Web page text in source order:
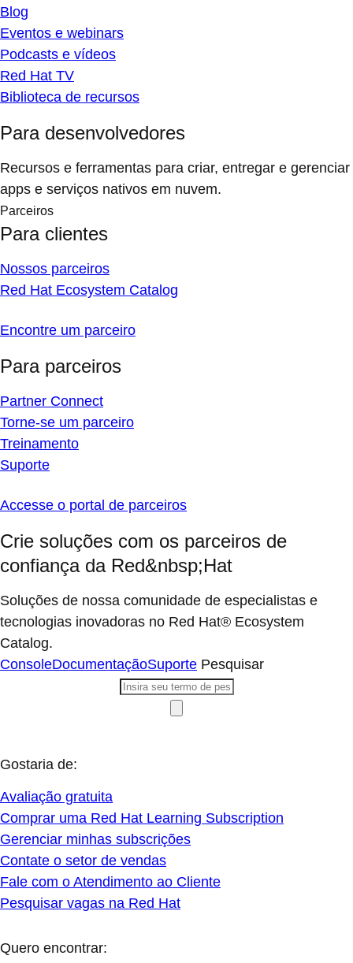
Blog
Eventos e webinars
Podcasts e vídeos
Red Hat TV
Biblioteca de recursos
Para desenvolvedores
Recursos e ferramentas para criar, entregar e gerenciar
apps e serviços nativos em nuvem.
Parceiros
Para clientes
Nossos parceiros
Red Hat Ecosystem Catalog
Encontre um parceiro
Para parceiros
Partner Connect
Torne-se um parceiro
Treinamento
Suporte
Accesse o portal de parceiros
Crie soluções com os parceiros de
confiança da Red&nbsp;Hat
Soluções de nossa comunidade de especialistas e
tecnologias inovadoras no Red Hat® Ecosystem
Catalog.
ConsoleDocumentaçãoSuporte Pesquisar
Gostaria de:
Avaliação gratuita
Comprar uma Red Hat Learning Subscription
Gerenciar minhas subscrições
Contate o setor de vendas
Fale com o Atendimento ao Cliente
Pesquisar vagas na Red Hat
Quero encontrar: